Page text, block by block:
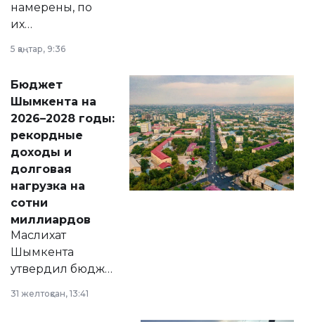
намерены, по
их
принести
народу
Венесуэлы.
5 қаңтар, 9:36
Бюджет
Шымкента на
2026–2028 годы:
рекордные
доходы и
долговая
нагрузка на
сотни
миллиардов
Маслихат
Шымкента
утвердил бюджет
2028 годы.
31 желтоқсан, 13:41